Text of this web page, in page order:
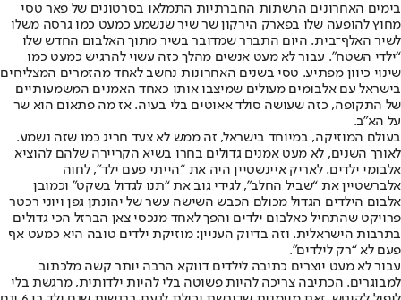
בימים האחרונים הרשתות החברתיות התמלאו בסרטונים של פאר טסי
מחוץ להופעה שלו בפארק הירקון שר שיר שנשמע כמעט כמו גרסה משלו
לשיר האלף־בית. היום התברר שמדובר בשיר מתוך האלבום החדש שלו
“ילדי השטח”. עבור לא מעט אנשים מהלך כזה עשוי להרגיש כמעט כמו
שינוי כיוון מפתיע. טסי בשנים האחרונות נחשב לאחד מהזמרים המצליחים
בישראל עם אלבומים מעולים שמיצבו אותו כאחד האמנים המשמעותיים
של התקופה, כזה שעושה סולד אאוטים בלי בעיה. אז מה פתאום הוא שר
על הא״ב.
בעולם המוזיקה, במיוחד בישראל, זה ממש לא צעד חריג כמו שזה נשמע.
לאורך השנים, לא מעט אמנים גדולים בחרו בשיא הקריירה שלהם להוציא
אלבומי ילדים. לאריק איינשטיין היה את “הייתי פעם ילד”, לחוה
אלברשטיין את “שביל החלב”, לגידי גוב את “תנו לגדול בשקט” וכמובן
אלבום הילדים הגדול מכולם הכבש השישה עשר של יהונתן גפן ויוני רכטר
פרויקט שהתחיל כאלבום ילדים והפך לאחד מנכסי צאן הברזל הכי גדולים
בתרבות הישראלית. וזה בדיוק העניין: מוזיקת ילדים טובה היא כמעט אף
פעם לא “רק לילדים”.
עבור לא מעט יוצרים כתיבה לילדים דווקא הרבה יותר קשה מלכתוב
למבוגרים. הכתיבה צריכה להיות פשוטה בלי להיות ילדותית, מרגשת בלי